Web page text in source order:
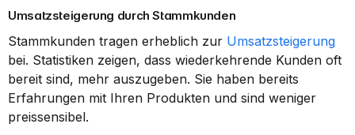
Umsatzsteigerung durch Stammkunden
Stammkunden tragen erheblich zur Umsatzsteigerung
bei. Statistiken zeigen, dass wiederkehrende Kunden oft
bereit sind, mehr auszugeben. Sie haben bereits
Erfahrungen mit Ihren Produkten und sind weniger
preissensibel.